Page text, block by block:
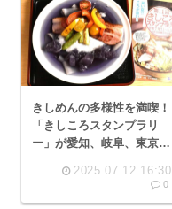
きしめんの多様性を満喫！
「きしころスタンプラリ
ー」が愛知、岐阜、東京の
2025.07.12 16:30
0